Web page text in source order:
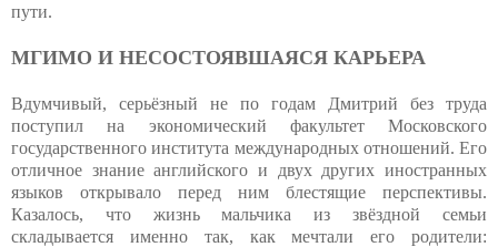
пути.
МГИМО И НЕСОСТОЯВШАЯСЯ КАРЬЕРА
Вдумчивый, серьёзный не по годам Дмитрий без труда
поступил на экономический факультет Московского
государственного института международных отношений. Его
отличное знание английского и двух других иностранных
языков открывало перед ним блестящие перспективы.
Казалось, что жизнь мальчика из звёздной семьи
складывается именно так, как мечтали его родители: